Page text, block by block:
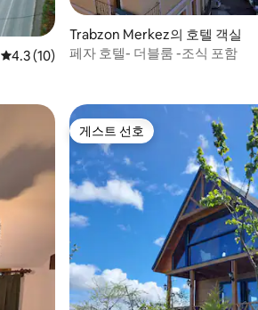
평점 4.3점(5점 만점), 후기 10개
4.3 (10)
Trabzon Merkez의 호텔 객실
페자 호텔- 더블룸 -조식 포함
게스트 선호
게스트 선호